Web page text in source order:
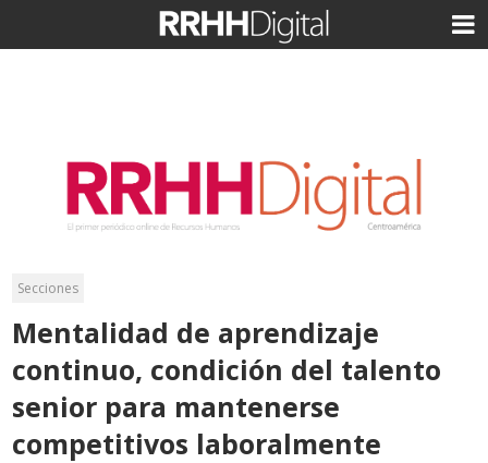
Secciones
Mentalidad de aprendizaje
continuo, condición del talento
senior para mantenerse
competitivos laboralmente